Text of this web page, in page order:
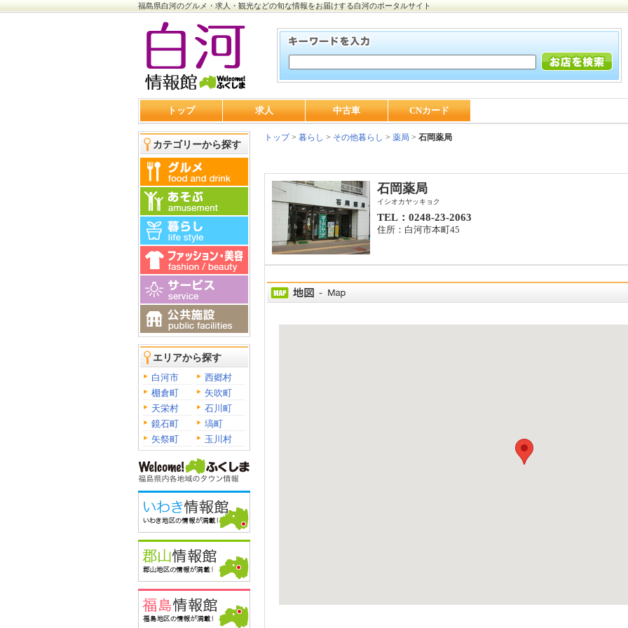
福島県白河のグルメ・求人・観光などの旬な情報をお届けする白河のポータルサイト
トップ 求人 中古車 CNカード
カテゴリーから探す
エリアから探す
白河市
西郷村
棚倉町
矢吹町
天栄村
石川町
鏡石町
塙町
矢祭町
玉川村
トップ> 暮らし > その他暮らし > 薬局 > 石岡薬局
石岡薬局
イシオカヤッキョク
TEL：0248-23-2063
住所：白河市本町45